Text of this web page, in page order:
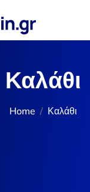
Καλάθι
Home Καλάθι